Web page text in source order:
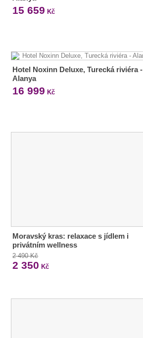
15 659 Kč
Hotel Noxinn Deluxe, Turecká riviéra -
Alanya
16 999 Kč
Moravský kras: relaxace s jídlem i
privátním wellness
2 490 Kč
2 350 Kč